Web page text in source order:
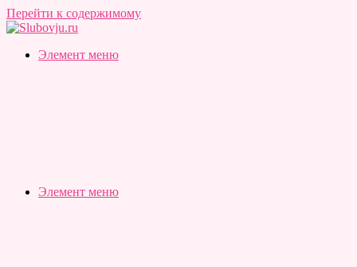
Перейти к содержимому
Slubovju.ru
Бесплатные
Элемент меню
Элемент меню